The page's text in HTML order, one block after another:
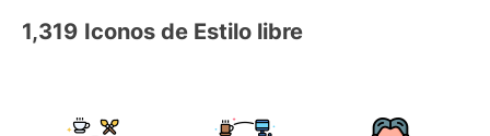
1,319 Iconos de Estilo libre